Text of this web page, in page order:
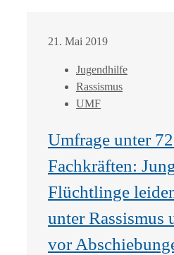
21. Mai 2019
Jugendhilfe
Rassismus
UMF
Umfrage unter
Fachkräften:
Flüchtlinge
unter Rassismus
vor